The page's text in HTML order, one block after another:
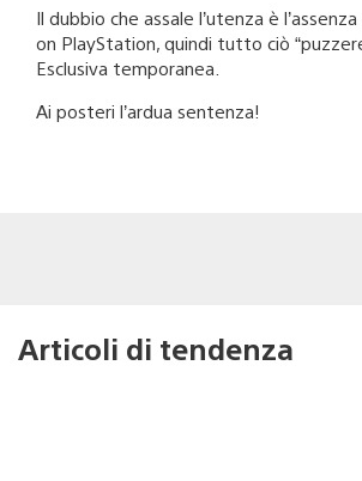
Il dubbio che assale l’utenza è
on PlayStation, quindi tutto ciò
Esclusiva temporanea.
Ai posteri l’ardua sentenza!
Articoli di tendenza